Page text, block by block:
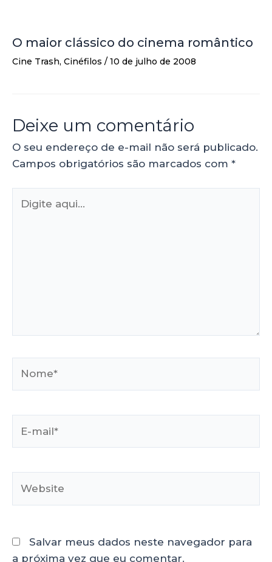
O maior clássico do cinema romântico
Cine Trash, Cinéfilos / 10 de julho de 2008
Deixe um comentário
O seu endereço de e-mail não será publicado.
Campos obrigatórios são marcados com *
Salvar meus dados neste navegador para
a próxima vez que eu comentar.